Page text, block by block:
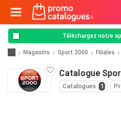
Téléchargez notre
Magasins Sport 2000 Filiales
Catalogue
Catalogues 1